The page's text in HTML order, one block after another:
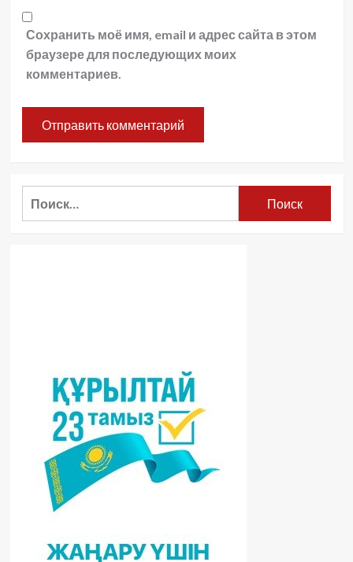
Сохранить моё имя, email и адрес сайта в этом
браузере для последующих моих
комментариев.